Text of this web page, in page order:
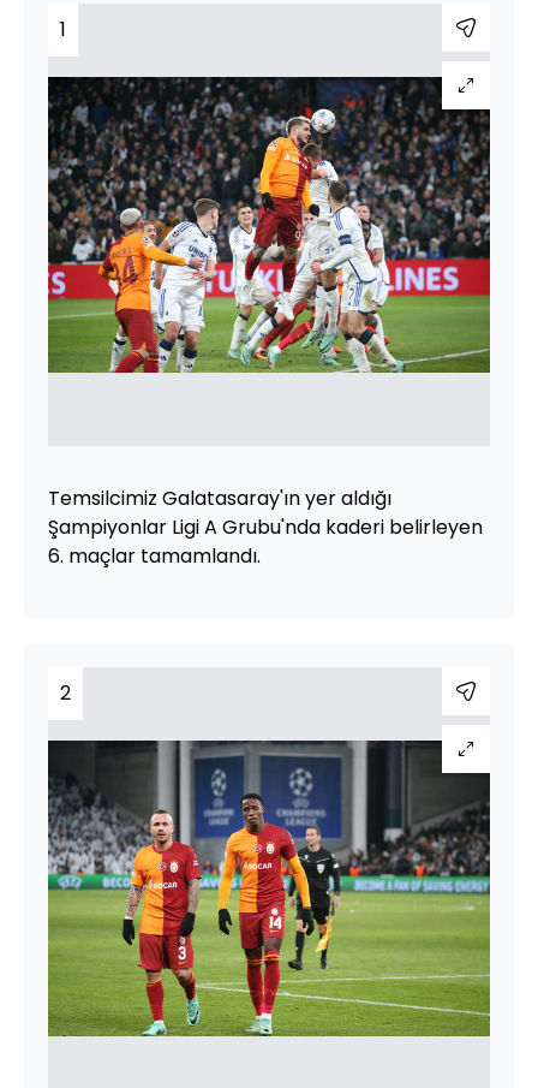
1
Temsilcimiz Galatasaray'ın yer aldığı
Şampiyonlar Ligi A Grubu'nda kaderi belirleyen
6. maçlar tamamlandı.
2